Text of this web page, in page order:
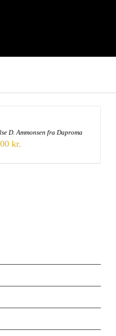
D. Ammonsen fra Daproma
kr.